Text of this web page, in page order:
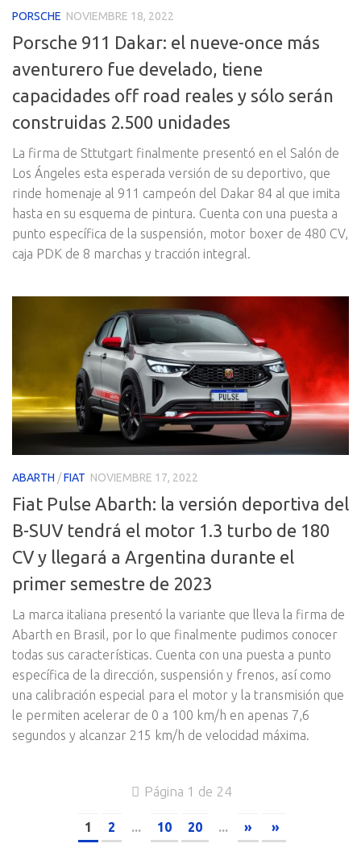
PORSCHE NOVIEMBRE 18, 2022
Porsche 911 Dakar: el nueve-once más
aventurero fue develado, tiene
capacidades off road reales y sólo serán
construidas 2.500 unidades
La firma de Sttutgart finalmente presentó en el Salón de
Los Ángeles esta esperada versión de su deportivo, que
rinde homenaje al 911 campeón del Dakar 84 al que imita
hasta en su esquema de pintura. Cuenta con una puesta a
punto específica de la suspensión, motor boxer de 480 CV,
caja PDK de 8 marchas y tracción integral.
ABARTH /FIAT NOVIEMBRE 17, 2022
Fiat Pulse Abarth: la versión deportiva del
B-SUV tendrá el motor 1.3 turbo de 180
CV y llegará a Argentina durante el
primer semestre de 2023
La marca italiana presentó la variante que lleva la firma de
Abarth en Brasil, por lo que finalmente pudimos conocer
todas sus características. Cuenta con una puesta a punto
específica de la dirección, suspensión y frenos, así como
una calibración especial para el motor y la transmisión que
le permiten acelerar de 0 a 100 km/h en apenas 7,6
segundos y alcanzar 215 km/h de velocidad máxima.
Página 1 de 24
1 2 ... 10 20 ... » »